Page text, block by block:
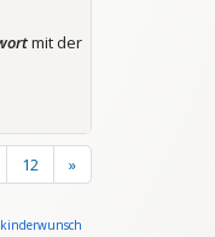
mit der
12 »
kinderwunsch